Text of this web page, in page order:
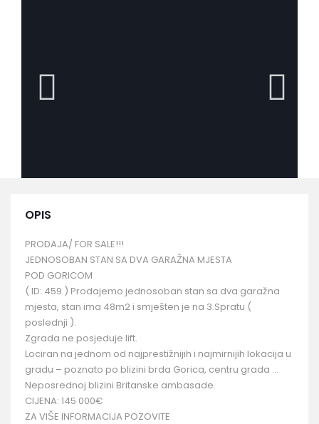
OPIS
PRODAJA/ FOR SALE!!!
JEDNOSOBAN STAN SA DVA GARAŽNA MJESTA
POD GORICOM
( ID: 459 ) Prodajemo jednosoban stan sa dva garažna
mjesta, stan ima 48m2 i smješten je na 3.Spratu (
poslednji ).
Zgrada ne posjeduje lift.
Lociran na jednom od najprestižnijih i najmirnijih lokacija u
gradu – poznato po blizini brda Gorica, centru grada …
Neposrednoj blizini Britanske ambasade.
CIJENA: 145 000€
ZA VIŠE INFORMACIJA POZOVITE